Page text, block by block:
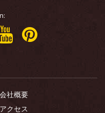
会社概要
アクセス